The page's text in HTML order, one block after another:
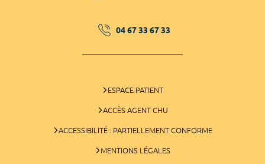
04 67 33 67 33
ESPACE PATIENT
ACCÈS AGENT CHU
ACCESSIBILITÉ : PARTIELLEMENT CONFORME
MENTIONS LÉGALES